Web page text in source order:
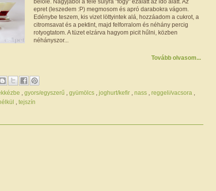
epret (leszedem :P) megmosom és apró darabokra vágom.
Edénybe teszem, kis vizet löttyintek alá, hozzáadom a cukrot, a
citromsavat és a pektint, majd felforralom és néhány percig
rotyogtatom. A tüzet elzárva hagyom picit hűlni, közben
néhányszor...
Tovább olvasom...
gyors/egyszerű gyümölcs joghurt/kefir nass reggeli/vacsora
tejszín